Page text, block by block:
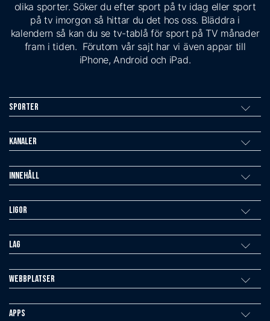
olika sporter. Söker du efter sport på tv idag eller sport
på tv imorgon så hittar du det hos oss. Bläddra i
kalendern så kan du se tv-tablå för sport på TV månader
fram i tiden. Förutom vår sajt har vi även appar till
iPhone, Android och iPad.
Sporter
Kanaler
Innehåll
Ligor
Lag
Webbplatser
Apps